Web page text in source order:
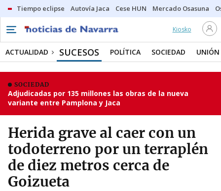
Tiempo eclipse Autovía Jaca Cese HUN Mercado Osasuna
Kiosko
ACTUALIDAD SUCESOS POLÍTICA SOCIEDAD UNIÓN
SOCIEDAD
Adjudicadas por 135 millones las obras de la nueva
variante entre Pamplona y Jaca
Herida grave al caer con un
todoterreno por un terraplén
de diez metros cerca de
Goizueta